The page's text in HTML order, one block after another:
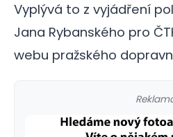
Vyplývá to z vyjádření
Jana Rybanského pro
webu pražského